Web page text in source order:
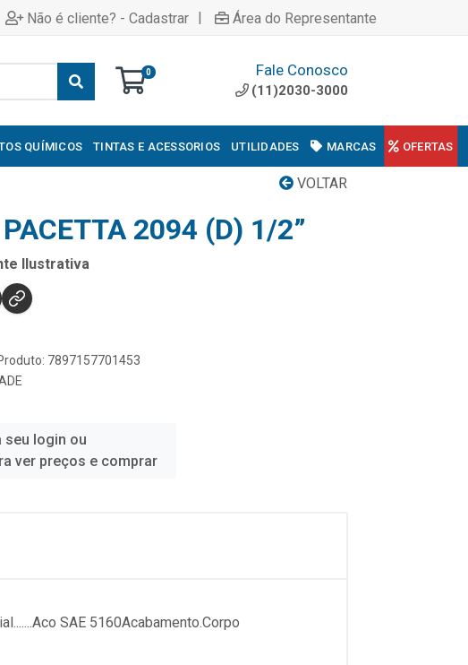
Não é cliente? - Cadastrar | Área do Representante
0 Fale Conosco
(11)2030-3000
QUÍMICOS TINTAS E ACESSORIOS UTILIDADES MARCAS OFERTAS
VOLTAR
2094 (D) 1/2”
Ilustrativa
7897157701453
seu login ou
ver preços e comprar
SAE 5160Acabamento.Corpo